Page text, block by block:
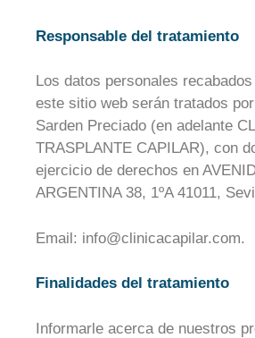
Responsable del tratamiento
Los datos personales
este sitio web serán tratados
Sarden Preciado (en adelante
TRASPLANTE CAPILAR), con
ejercicio de derechos en
ARGENTINA 38, 1ºA 41011,
Email: info@clinicacapilar.com.
Finalidades del tratamiento
Informarle acerca de nuestros